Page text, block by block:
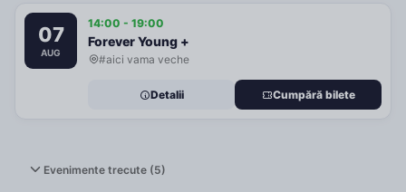
07
AUG
14:00 - 19:00
Forever Young +
#aici vama veche
Detalii Cumpără bilete
Evenimente trecute (5)